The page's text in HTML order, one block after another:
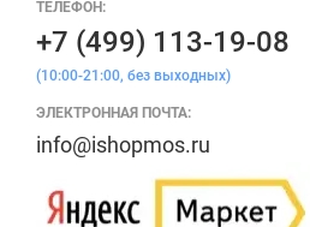
ТЕЛЕФОН:
+7 (499) 113-19-08
(10:00-21:00, без выходных)
ЭЛЕКТРОННАЯ ПОЧТА:
info@ishopmos.ru